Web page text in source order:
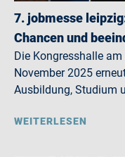
7. jobmesse
Chancen und
Die Kongresshalle
November 2025
Ausbildung, Studium
WEITERLESEN